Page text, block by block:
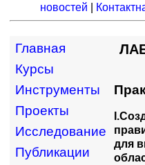
новостей
Главная
Курсы
Инструменты
Проекты
Исследование
Публикации
для